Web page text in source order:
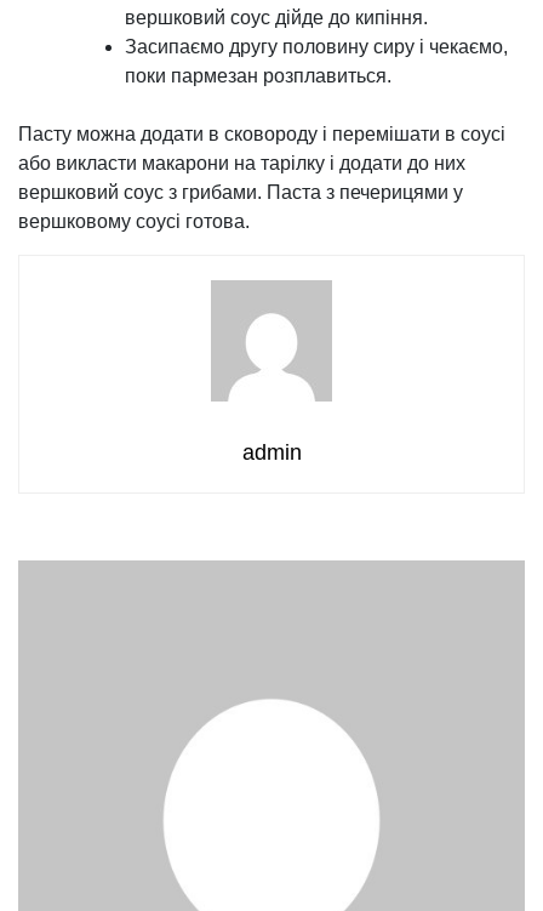
вершковий соус дійде до кипіння.
Засипаємо другу половину сиру і чекаємо,
поки пармезан розплавиться.
Пасту можна додати в сковороду і перемішати в соусі
або викласти макарони на тарілку і додати до них
вершковий соус з грибами. Паста з печерицями у
вершковому соусі готова.
admin